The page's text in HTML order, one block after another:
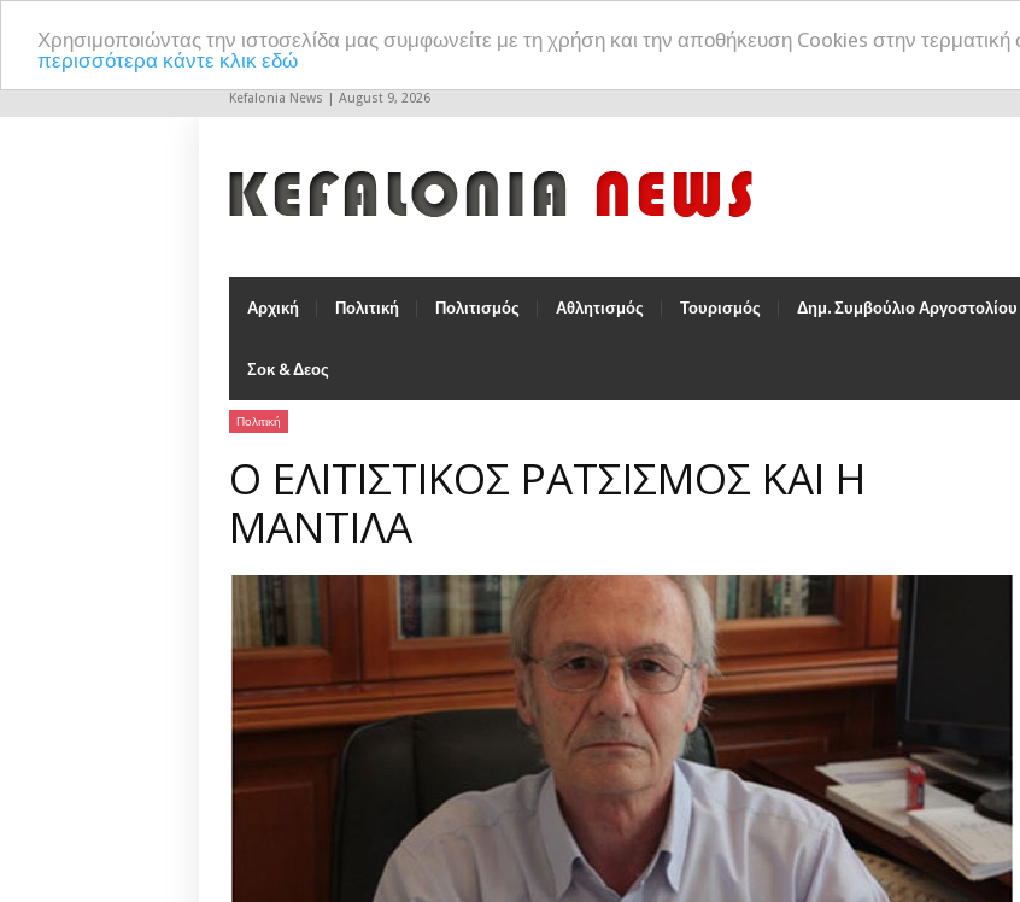
Χρησιμοποιώντας την ιστοσελίδα μας συμφωνείτε με τη χρήση και την αποθήκευση Cookies στην
περισσότερα κάντε κλικ εδώ
Kefalonia News | August 9, 2026
Αρχική Πολιτική Πολιτισμός Αθλητισμός Τουρισμός Δημ. Συμβούλιο Αργοστολίου
Σοκ & Δεος
Πολιτική
Ο ΕΛΙΤΙΣΤΙΚΟΣ ΡΑΤΣΙΣΜΟΣ ΚΑΙ Η
ΜΑΝΤΙΛΑ